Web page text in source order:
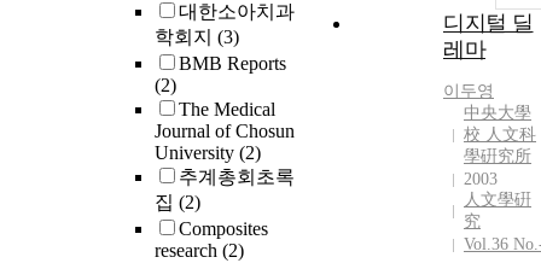
대한소아치과
학회지 (3)
BMB Reports
(2)
The Medical
Journal of Chosun
University (2)
추계총회초록
집 (2)
Composites
research (2)
디지털 딜
레마
이두영
中央大學
校 人文科
學硏究所
2003
人文學硏
究
Vol.36